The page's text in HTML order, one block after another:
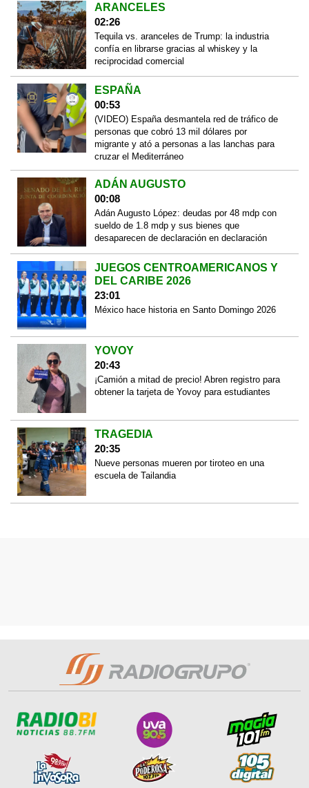
ARANCELES
02:26
Tequila vs. aranceles de Trump: la industria
confía en librarse gracias al whiskey y la
reciprocidad comercial
ESPAÑA
00:53
(VIDEO) España desmantela red de tráfico de
personas que cobró 13 mil dólares por
migrante y ató a personas a las lanchas para
cruzar el Mediterráneo
ADÁN AUGUSTO
00:08
Adán Augusto López: deudas por 48 mdp con
sueldo de 1.8 mdp y sus bienes que
desaparecen de declaración en declaración
JUEGOS CENTROAMERICANOS Y
DEL CARIBE 2026
23:01
México hace historia en Santo Domingo 2026
YOVOY
20:43
¡Camión a mitad de precio! Abren registro para
obtener la tarjeta de Yovoy para estudiantes
TRAGEDIA
20:35
Nueve personas mueren por tiroteo en una
escuela de Tailandia